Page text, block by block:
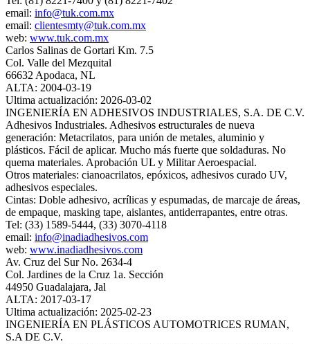
email: info@tuk.com.mx
email: clientesmty@tuk.com.mx
web: www.tuk.com.mx
Carlos Salinas de Gortari Km. 7.5
Col. Valle del Mezquital
66632 Apodaca, NL
ALTA: 2004-03-19
Ultima actualización: 2026-03-02
INGENIERÍA EN ADHESIVOS INDUSTRIALES, S.A. DE C.V.
Adhesivos Industriales. Adhesivos estructurales de nueva
generación: Metacrilatos, para unión de metales, aluminio y
plásticos. Fácil de aplicar. Mucho más fuerte que soldaduras. No
quema materiales. Aprobación UL y Militar Aeroespacial.
Otros materiales: cianoacrilatos, epóxicos, adhesivos curado UV,
adhesivos especiales.
Cintas: Doble adhesivo, acrílicas y espumadas, de marcaje de áreas,
de empaque, masking tape, aislantes, antiderrapantes, entre otras.
Tel: (33) 1589-5444, (33) 3070-4118
email: info@inadiadhesivos.com
web: www.inadiadhesivos.com
Av. Cruz del Sur No. 2634-4
Col. Jardines de la Cruz 1a. Sección
44950 Guadalajara, Jal
ALTA: 2017-03-17
Ultima actualización: 2025-02-23
INGENIERÍA EN PLÁSTICOS AUTOMOTRICES RUMAN,
S.A DE C.V.